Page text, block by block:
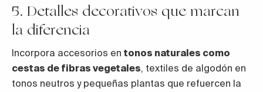
5. Detalles decorativos que marcan
la diferencia
Incorpora accesorios en tonos naturales como
cestas de fibras vegetales, textiles de algodón en
tonos neutros y pequeñas plantas que refuercen la